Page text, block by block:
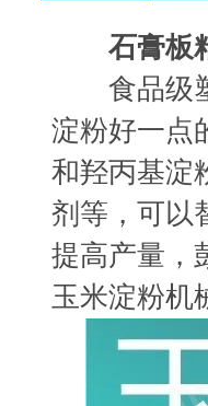
石膏板
食品级塑
淀粉好一点
和羟丙基淀
剂等，可以
提高产量，
玉米淀粉机